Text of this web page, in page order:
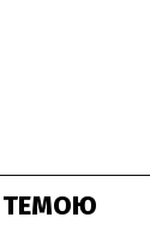
ТЕМОЮ